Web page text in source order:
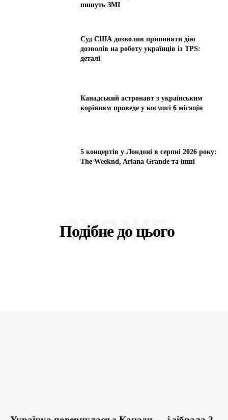
пишуть ЗМІ
Суд США дозволив припиняти дію
дозволів на роботу українців із TPS:
деталі
Канадський астронавт з українським
корінням проведе у космосі 6 місяців
5 концертів у Лондоні в серпні 2026 року:
The Weeknd, Ariana Grande та інші
Подібне до цього
СХОЖЕ